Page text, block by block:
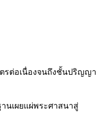
ตรต่อเนื่องจนถึงชั้นปริญญา
นเผยแผ่พระศาสนาสู่